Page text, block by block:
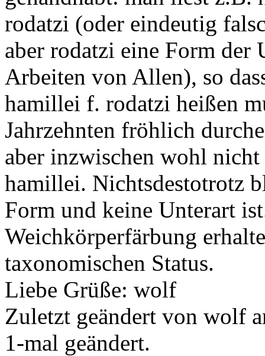
rodatzi (oder eindeutig
aber rodatzi eine Form der
Arbeiten von Allen), so
hamillei f. rodatzi heißen
Jahrzehnten fröhlich
aber inzwischen wohl
hamillei. Nichtsdestotrotz
Form und keine Unterart
Weichkörperfärbung
taxonomischen Status.
Liebe Grüße: wolf
Zuletzt geändert von wolf
1-mal geändert.